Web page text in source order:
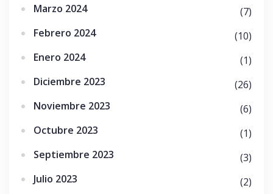
Marzo 2024
(7)
Febrero 2024
(10)
Enero 2024
(1)
Diciembre 2023
(26)
Noviembre 2023
(6)
Octubre 2023
(1)
Septiembre 2023
(3)
Julio 2023
(2)